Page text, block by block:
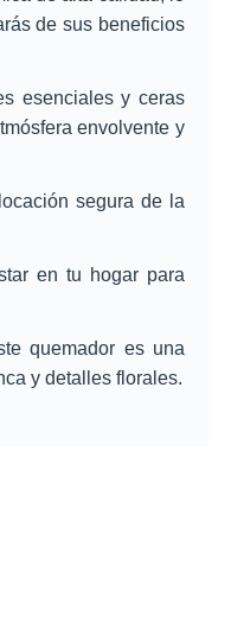
de sus beneficios
esenciales y ceras
envolvente y
segura de la
en tu hogar para
quemador es una
y detalles florales.